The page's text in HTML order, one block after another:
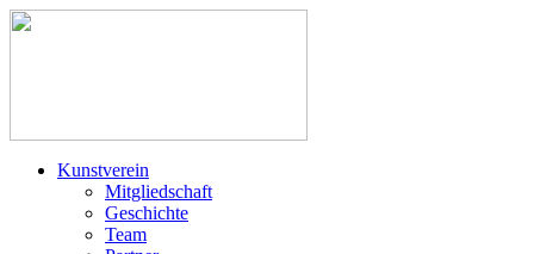
Kunstverein
Mitgliedschaft
Geschichte
Team